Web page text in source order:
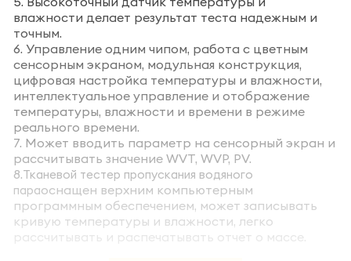
влажности делает результат теста надежным и
точным.
6. Управление одним чипом, работа с цветным
сенсорным экраном, модульная конструкция,
цифровая настройка температуры и влажности,
интеллектуальное управление и отображение
температуры, влажности и времени в режиме
реального времени.
7. Может вводить параметр на сенсорный экран и
рассчитывать значение WVT, WVP, PV.
8.Тканевой тестер пропускания водяного
параоснащен верхним компьютерным
программным обеспечением, может записывать
кривую температуры и влажности, легко
рассчитывать и распечатывать отчет о массе.